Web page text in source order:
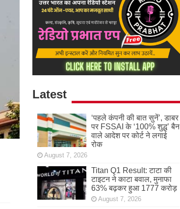
Latest
‘पहले कंपनी की बात सुनें’, डाबर
पर FSSAI के ‘100% शुद्ध’ बैन
वाले आदेश पर कोर्ट ने लगाई
रोक
August 7, 2026
Titan Q1 Result: टाटा की
टाइटन ने काटा बवाल, मुनाफा
63% बढ़कर हुआ 1777 करोड़
August 7, 2026